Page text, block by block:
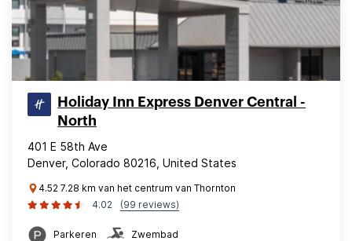
Holiday Inn Express Denver Central -
North
401 E 58th Ave
Denver, Colorado 80216, United States
4.52 7.28 km van het centrum van Thornton
4.02
(99 reviews)
Parkeren Zwembad